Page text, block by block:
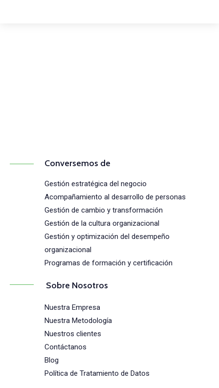
Conversemos de
Gestión estratégica del negocio
Acompañamiento al desarrollo de personas
Gestión de cambio y transformación
Gestión de la cultura organizacional
Gestión y optimización del desempeño
organizacional
Programas de formación y certificación
Sobre Nosotros
Nuestra Empresa
Nuestra Metodología
Nuestros clientes
Contáctanos
Blog
Política de Tratamiento de Datos